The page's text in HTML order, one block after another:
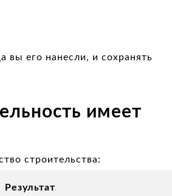
вы его нанесли, и сохранять
имеет
строительства:
Результат